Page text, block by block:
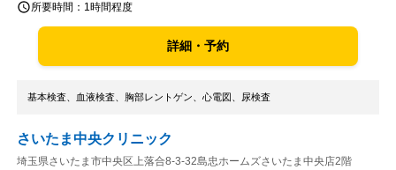
所要時間： 1時間程度
詳細・予約
基本検査、血液検査、胸部レントゲン、心電図、尿検査
さいたま中央クリニック
埼玉県さいたま市中央区上落合8-3-32島忠ホームズさいたま中央店2階